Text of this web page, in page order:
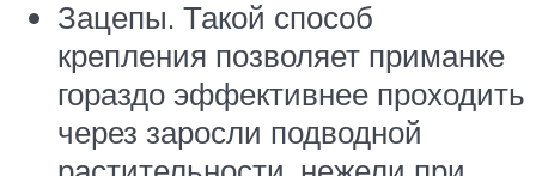
Зацепы. Такой способ
крепления позволяет приманке
гораздо эффективнее проходить
через заросли подводной